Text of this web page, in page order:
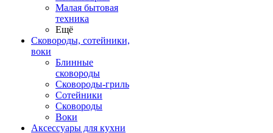
Малая бытовая
техника
Ещё
Сковороды, сотейники,
воки
Блинные
сковороды
Сковороды-гриль
Сотейники
Сковороды
Воки
Аксессуары для кухни